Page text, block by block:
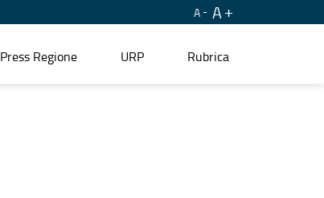
A A
Press Regione URP Rubrica